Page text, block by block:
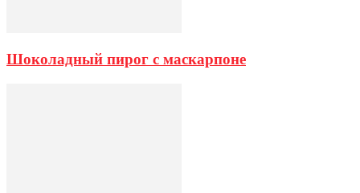
Шоколадный пирог с маскарпоне